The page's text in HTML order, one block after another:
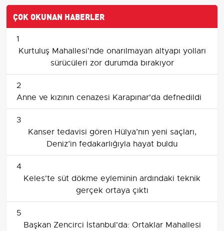
ÇOK OKUNAN HABERLER
1
Kurtuluş Mahallesi'nde onarılmayan altyapı yolları
sürücüleri zor durumda bırakıyor
2
Anne ve kızının cenazesi Karapınar'da defnedildi
3
Kanser tedavisi gören Hülya’nın yeni saçları,
Deniz’in fedakarlığıyla hayat buldu
4
Keles'te süt dökme eyleminin ardındaki teknik
gerçek ortaya çıktı
5
Başkan Zencirci İstanbul'da: Ortaklar Mahallesi